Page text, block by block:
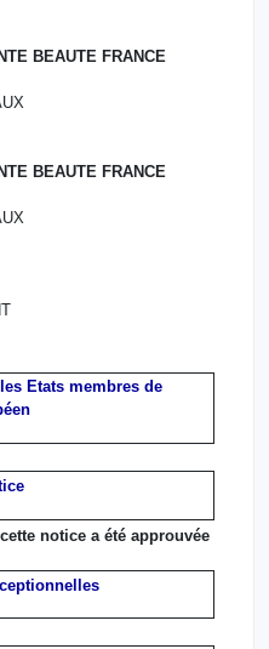
BEAUTE FRANCE
BEAUTE FRANCE
Etats membres de
notice a été approuvée